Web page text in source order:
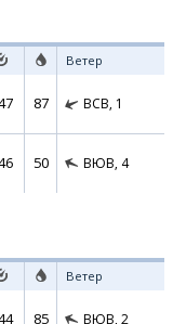
Ветер
87 ВСВ, 1
50 ВЮВ, 4
Ветер
85 ВЮВ, 2